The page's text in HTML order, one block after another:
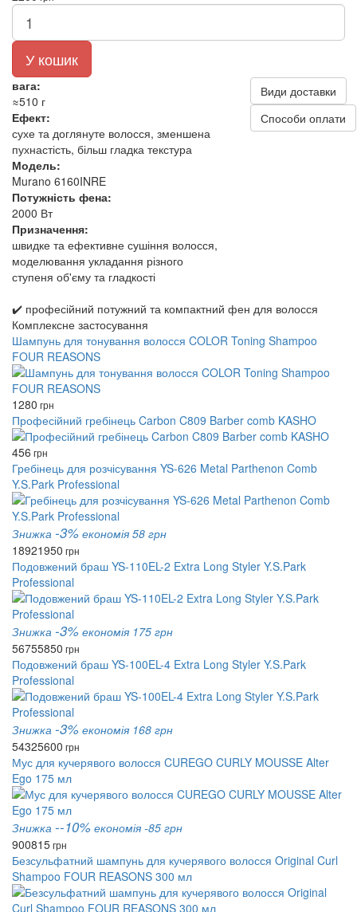
У кошик
вага:
≈510 г
Ефект:
сухе та доглянуте волосся, зменшена
пухнастість, більш гладка текстура
Модель:
Murano 6160INRE
Потужність фена:
2000 Вт
Призначення:
швидке та ефективне сушіння волосся,
моделювання укладання різного
ступеня об'єму та гладкості
Види доставки
Способи оплати
✔️ професійний потужний та компактний фен для волосся
Комплексне застосування
Шампунь для тонування волосся COLOR Toning Shampoo
FOUR REASONS
1280 грн
Професійний гребінець Carbon C809 Barber comb KASHO
456 грн
Гребінець для розчісування YS-626 Metal Parthenon Comb
Y.S.Park Professional
Знижка -3% економія 58 грн
18921950 грн
Подовжений браш YS-110EL-2 Extra Long Styler Y.S.Park
Professional
Знижка -3% економія 175 грн
56755850 грн
Подовжений браш YS-100EL-4 Extra Long Styler Y.S.Park
Professional
Знижка -3% економія 168 грн
54325600 грн
Мус для кучерявого волосся CUREGO CURLY MOUSSE Alter
Ego 175 мл
Знижка --10% економія -85 грн
900815грн
Безсульфатний шампунь для кучерявого волосся Original Curl
Shampoo FOUR REASONS 300 мл